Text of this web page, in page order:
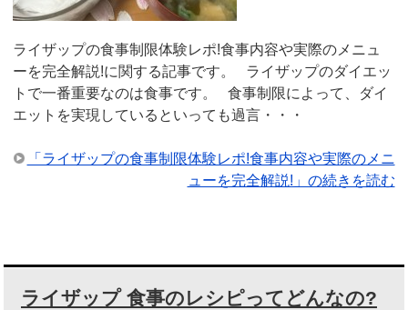
ライザップの食事制限体験レポ!食事内容や実際のメニュ
ーを完全解説!に関する記事です。 ライザップのダイエッ
トで一番重要なのは食事です。 食事制限によって、ダイ
エットを実現しているといっても過言・・・
「ライザップの食事制限体験レポ!食事内容や実際のメニ
ューを完全解説!」の続きを読む
ライザップ 食事のレシピってどんなの?